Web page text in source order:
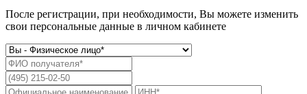
После регистрации, при необходимости, Вы можете изменить
свои персональные данные в личном кабинете